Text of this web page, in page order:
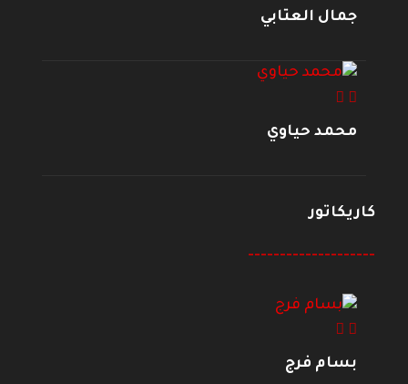
جمال العتابي
محمد حياوي
كاريكاتور
--------------------
بسام فرج